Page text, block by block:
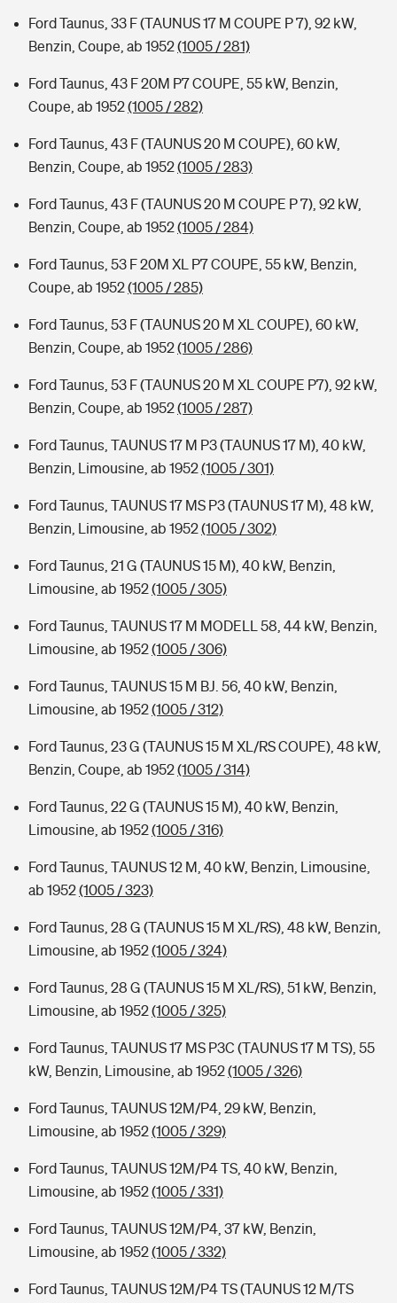
Ford Taunus, 33 F (TAUNUS 17 M COUPE P 7), 92 kW,
Benzin, Coupe, ab 1952(1005 / 281)
Ford Taunus, 43 F 20M P7 COUPE, 55 kW, Benzin,
Coupe, ab 1952(1005 / 282)
Ford Taunus, 43 F (TAUNUS 20 M COUPE), 60 kW,
Benzin, Coupe, ab 1952(1005 / 283)
Ford Taunus, 43 F (TAUNUS 20 M COUPE P 7), 92 kW,
Benzin, Coupe, ab 1952(1005 / 284)
Ford Taunus, 53 F 20M XL P7 COUPE, 55 kW, Benzin,
Coupe, ab 1952(1005 / 285)
Ford Taunus, 53 F (TAUNUS 20 M XL COUPE), 60 kW,
Benzin, Coupe, ab 1952(1005 / 286)
Ford Taunus, 53 F (TAUNUS 20 M XL COUPE P7), 92 kW,
Benzin, Coupe, ab 1952(1005 / 287)
Ford Taunus, TAUNUS 17 M P3 (TAUNUS 17 M), 40 kW,
Benzin, Limousine, ab 1952(1005 / 301)
Ford Taunus, TAUNUS 17 MS P3 (TAUNUS 17 M), 48 kW,
Benzin, Limousine, ab 1952(1005 / 302)
Ford Taunus, 21 G (TAUNUS 15 M), 40 kW, Benzin,
Limousine, ab 1952(1005 / 305)
Ford Taunus, TAUNUS 17 M MODELL 58, 44 kW, Benzin,
Limousine, ab 1952(1005 / 306)
Ford Taunus, TAUNUS 15 M BJ. 56, 40 kW, Benzin,
Limousine, ab 1952(1005 / 312)
Ford Taunus, 23 G (TAUNUS 15 M XL/RS COUPE), 48 kW,
Benzin, Coupe, ab 1952(1005 / 314)
Ford Taunus, 22 G (TAUNUS 15 M), 40 kW, Benzin,
Limousine, ab 1952(1005 / 316)
Ford Taunus, TAUNUS 12 M, 40 kW, Benzin, Limousine,
ab 1952(1005 / 323)
Ford Taunus, 28 G (TAUNUS 15 M XL/RS), 48 kW, Benzin,
Limousine, ab 1952(1005 / 324)
Ford Taunus, 28 G (TAUNUS 15 M XL/RS), 51 kW, Benzin,
Limousine, ab 1952(1005 / 325)
Ford Taunus, TAUNUS 17 MS P3C (TAUNUS 17 M TS), 55
kW, Benzin, Limousine, ab 1952(1005 / 326)
Ford Taunus, TAUNUS 12M/P4, 29 kW, Benzin,
Limousine, ab 1952(1005 / 329)
Ford Taunus, TAUNUS 12M/P4 TS, 40 kW, Benzin,
Limousine, ab 1952(1005 / 331)
Ford Taunus, TAUNUS 12M/P4, 37 kW, Benzin,
Limousine, ab 1952(1005 / 332)
Ford Taunus, TAUNUS 12M/P4 TS (TAUNUS 12 M/TS